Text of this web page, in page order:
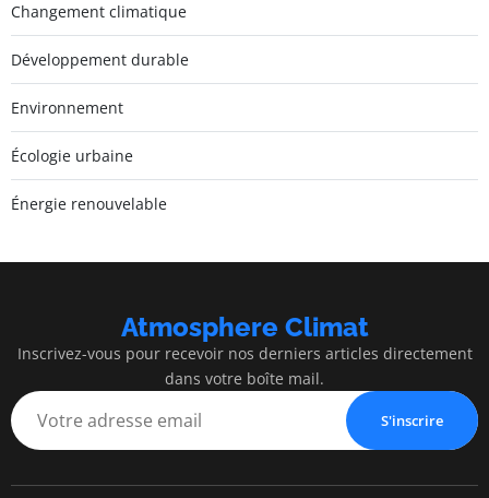
Changement climatique
Développement durable
Environnement
Écologie urbaine
Énergie renouvelable
Atmosphere Climat
Inscrivez-vous pour recevoir nos derniers articles directement
dans votre boîte mail.
S'inscrire